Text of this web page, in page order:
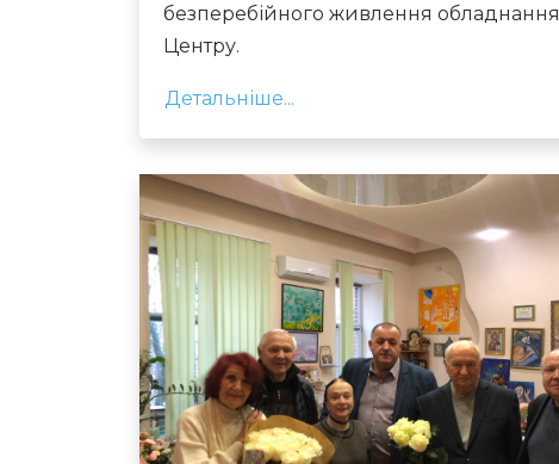
безперебійного живлення обладнання
Центру.
Детальніше...